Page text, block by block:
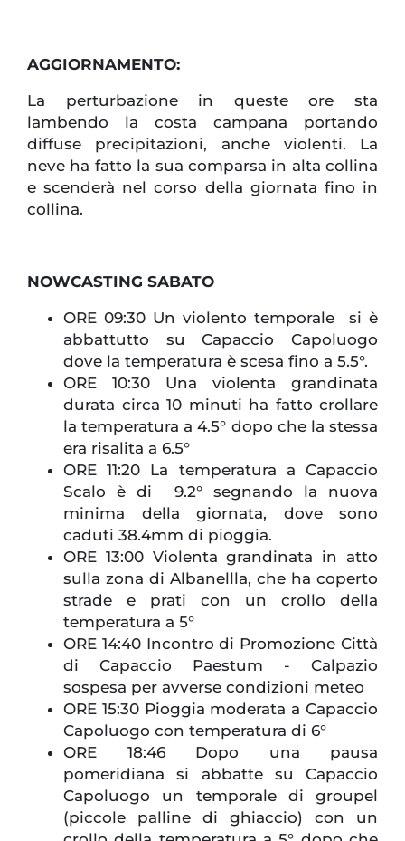
AGGIORNAMENTO:
La perturbazione in queste ore sta
lambendo la costa campana portando
diffuse precipitazioni, anche violenti. La
neve ha fatto la sua comparsa in alta collina
e scenderà nel corso della giornata fino in
collina.
NOWCASTING SABATO
ORE 09:30 Un violento temporale si è
abbattutto su Capaccio Capoluogo
dove la temperatura è scesa fino a 5.5°.
ORE 10:30 Una violenta grandinata
durata circa 10 minuti ha fatto crollare
la temperatura a 4.5° dopo che la stessa
era risalita a 6.5°
ORE 11:20 La temperatura a Capaccio
Scalo è di 9.2° segnando la nuova
minima della giornata, dove sono
caduti 38.4mm di pioggia.
ORE 13:00 Violenta grandinata in atto
sulla zona di Albanellla, che ha coperto
strade e prati con un crollo della
temperatura a 5°
ORE 14:40 Incontro di Promozione Città
di Capaccio Paestum - Calpazio
sospesa per avverse condizioni meteo
ORE 15:30 Pioggia moderata a Capaccio
Capoluogo con temperatura di 6°
ORE 18:46 Dopo una pausa
pomeridiana si abbatte su Capaccio
Capoluogo un temporale di groupel
(piccole palline di ghiaccio) con un